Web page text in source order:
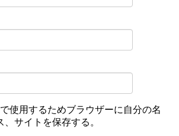
使用するためブラウザーに自分の名
サイトを保存する。